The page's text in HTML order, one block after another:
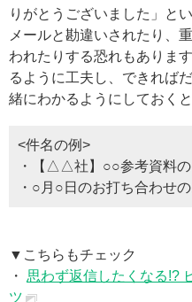
りがとうございました」と
メールと勘違いされたり、
われたりする恐れもありま
るように工夫し、できれば
緒にわかるようにしておく
<件名の例>
・【△△社】○○参考資料
・○月○日のお打ち合わせ
▼こちらもチェック
・ 思わず返信したくなる!?
ツ